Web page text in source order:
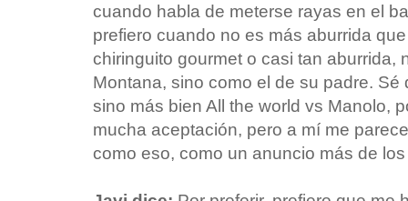
cuando habla de meterse rayas en el
prefiero cuando no es más aburrida
chiringuito gourmet o casi tan aburrida,
Montana, sino como el de su padre.
sino más bien All the world vs Manolo,
mucha aceptación, pero a mí me
como eso, como un anuncio más de